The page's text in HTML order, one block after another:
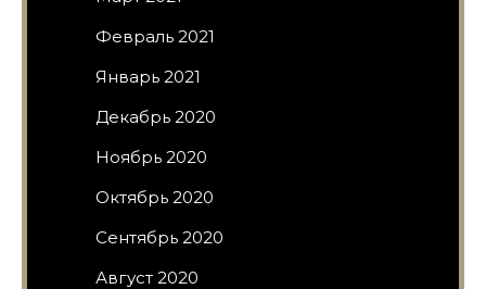
Февраль 2021
Январь 2021
Декабрь 2020
Ноябрь 2020
Октябрь 2020
Сентябрь 2020
Август 2020